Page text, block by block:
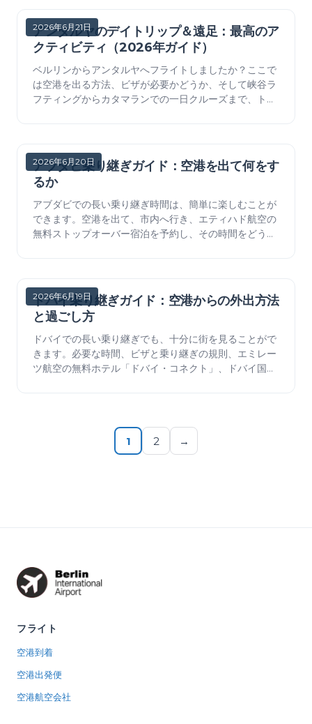
2026年6月21日
アンタルヤのデイトリップ＆遠足：最高のア
クティビティ（2026年ガイド）
ベルリンからアンタルヤへフライトしましたか？ここで
は空港を出る方法、ビザが必要かどうか、そして峡谷ラ
フティングからカタマランでの一日クルーズまで、トル
2026年6月20日
アブダビ乗り継ぎガイド：空港を出て何をす
るか
アブダビでの長い乗り継ぎ時間は、簡単に楽しむことが
できます。空港を出て、市内へ行き、エティハド航空の
無料ストップオーバー宿泊を予約し、その時間をどう使
2026年6月19日
ドバイ乗り継ぎガイド：空港からの外出方法
と過ごし方
ドバイでの長い乗り継ぎでも、十分に街を見ることがで
きます。必要な時間、ビザと乗り継ぎの規則、エミレー
ツ航空の無料ホテル「ドバイ・コネクト」、ドバイ国際
1 2 →
フライト
空港到着
空港出発便
空港航空会社